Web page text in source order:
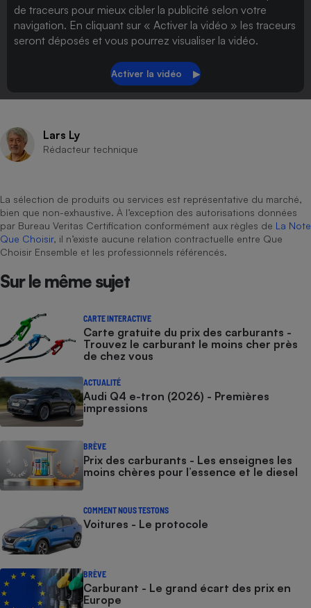
de traceurs pour mieux cibler la publicité selon votre
navigation. En cliquant sur « Activer la vidéo » les traceurs
seront déposés et vous pourrez visualiser la vidéo.
Lars Ly
Rédacteur technique
La sélection de produits ou services est représentative du marché,
bien que non-exhaustive. À l’exception des autorisations données
par Bureau Veritas Certification conformément aux règles de La Note
Que Choisir, il n’existe aucune relation contractuelle entre Que
Choisir Ensemble et les professionnels référencés.
Sur le même sujet
CARTE INTERACTIVE
Carte gratuite du prix des carburants -
Trouvez le carburant le moins cher près
de chez vous
ACTUALITÉ
Audi Q4 e-tron (2026) - Premières
impressions
BRÈVE
Prix des carburants - Les enseignes les
moins chères pour l’essence et le diesel
COMMENT NOUS TESTONS
Voitures - Le protocole
BRÈVE
Carburant - Le grand écart des prix en
Europe